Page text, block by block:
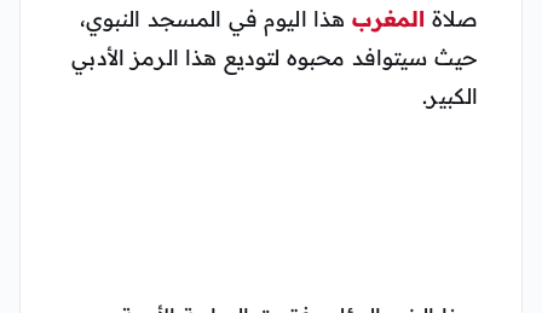
صلاة المغرب هذا اليوم في المسجد النبوي،
حيث سيتوافد محبوه لتوديع هذا الرمز الأدبي
الكبير.